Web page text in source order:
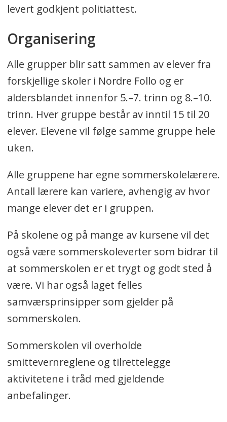
levert godkjent politiattest.
Organisering
Alle grupper blir satt sammen av elever fra
forskjellige skoler i Nordre Follo og er
aldersblandet innenfor 5.–7. trinn og 8.–10.
trinn. Hver gruppe består av inntil 15 til 20
elever. Elevene vil følge samme gruppe hele
uken.
Alle gruppene har egne sommerskolelærere.
Antall lærere kan variere, avhengig av hvor
mange elever det er i gruppen.
På skolene og på mange av kursene vil det
også være sommerskoleverter som bidrar til
at sommerskolen er et trygt og godt sted å
være. Vi har også laget felles
samværsprinsipper som gjelder på
sommerskolen.
Sommerskolen vil overholde
smittevernreglene og tilrettelegge
aktivitetene i tråd med gjeldende
anbefalinger.